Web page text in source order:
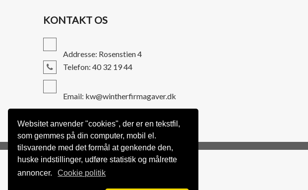
Websitet anvender "cookies", der er en tekstfil,
som gemmes på din computer, mobil el.
tilsvarende med det formål at genkende den,
huske indstillinger, udføre statistik og målrette
annoncer.
Cookie politik
KONTAKT OS
Addresse: Rosenstien 4
Telefon: 40 32 19 44
Email: kw@wintherfirmagaver.dk